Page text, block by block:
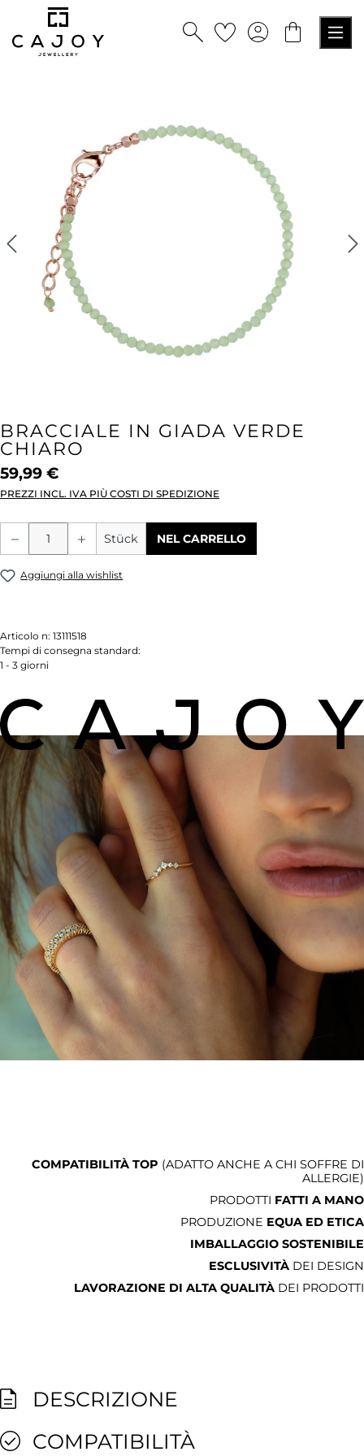
principale
BRACCIALE IN GIADA VERDE
CHIARO
59,99 €
PREZZI INCL. IVA PIÙ COSTI DI SPEDIZIONE
Quantità del prodotto: inserisci la
Stück NEL CARRELLO
Aggiungi alla wishlist
Articolo n: 13111518
Tempi di consegna standard:
1 - 3 giorni
COMPATIBILITÀ TOP (ADATTO ANCHE A CHI SOFFRE DI
ALLERGIE)
PRODOTTI FATTI A MANO
PRODUZIONE EQUA ED ETICA
IMBALLAGGIO SOSTENIBILE
ESCLUSIVITÀ DEI DESIGN
LAVORAZIONE DI ALTA QUALITÀ DEI PRODOTTI
DESCRIZIONE
COMPATIBILITÀ